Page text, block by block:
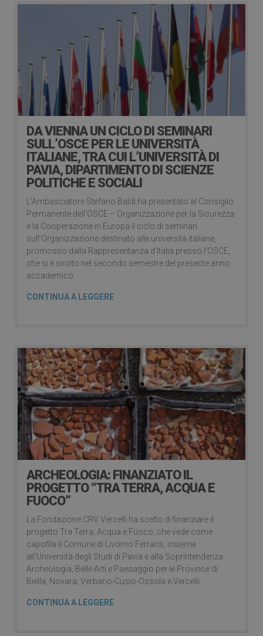
DA VIENNA UN CICLO DI SEMINARI
SULL’OSCE PER LE UNIVERSITÀ
ITALIANE, TRA CUI L’UNIVERSITÀ DI
PAVIA, DIPARTIMENTO DI SCIENZE
POLITICHE E SOCIALI
L’Ambasciatore Stefano Baldi ha presentato al Consiglio
Permanente dell’OSCE – Organizzazione per la Sicurezza
e la Cooperazione in Europa il ciclo di seminari
sull’Organizzazione destinato alle università italiane,
promosso dalla Rappresentanza d’Italia presso l’OSCE,
che si è svolto nel secondo semestre del presente anno
accademico.
CONTINUA A LEGGERE
ARCHEOLOGIA: FINANZIATO IL
PROGETTO “TRA TERRA, ACQUA E
FUOCO”
La Fondazione CRV Vercelli ha scelto di finanziare il
progetto Tra Terra, Acqua e Fuoco, che vede come
capofila il Comune di Livorno Ferraris, insieme
all’Università degli Studi di Pavia e alla Soprintendenza
Archeologia, Belle Arti e Paesaggio per le Province di
Biella, Novara, Verbano-Cusio-Ossola e Vercelli.
CONTINUA A LEGGERE